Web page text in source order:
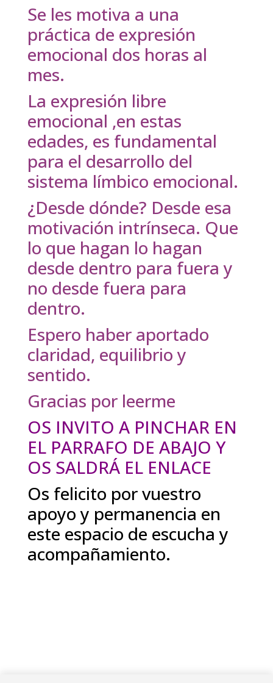
Se les motiva a una
práctica de expresión
emocional dos horas al
mes.
La expresión libre
emocional ,en estas
edades, es fundamental
para el desarrollo del
sistema límbico emocional.
¿Desde dónde? Desde esa
motivación intrínseca. Que
lo que hagan lo hagan
desde dentro para fuera y
no desde fuera para
dentro.
Espero haber aportado
claridad, equilibrio y
sentido.
Gracias por leerme
OS INVITO A PINCHAR EN
EL PARRAFO DE ABAJO Y
OS SALDRÁ EL ENLACE
Os felicito por vuestro
apoyo y permanencia en
este espacio de escucha y
acompañamiento.